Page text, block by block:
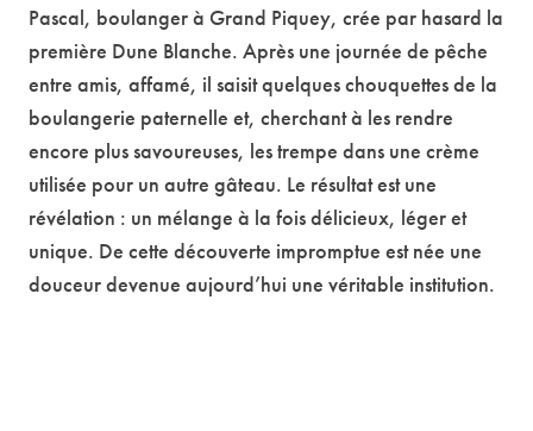
Pascal, boulanger à Grand Piquey, crée par hasard la
première Dune Blanche. Après une journée de pêche
entre amis, affamé, il saisit quelques chouquettes de la
boulangerie paternelle et, cherchant à les rendre
encore plus savoureuses, les trempe dans une crème
utilisée pour un autre gâteau. Le résultat est une
révélation : un mélange à la fois délicieux, léger et
unique. De cette découverte impromptue est née une
douceur devenue aujourd’hui une véritable institution.